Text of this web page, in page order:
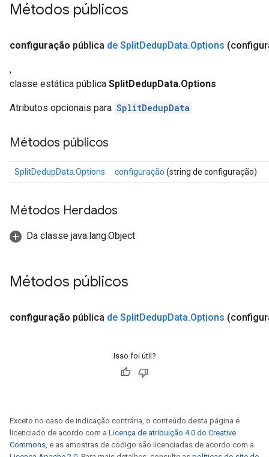
Métodos públicos
configuração pública de SplitDedupData.Options
,
classe estática pública SplitDedupData.Options
Atributos opcionais para SplitDedupData
Métodos públicos
SplitDedupData.Options configuração (string de configuração)
Métodos Herdados
Da classe java.lang.Object
Métodos públicos
configuração pública de SplitDedupData.Options
Isso foi útil?
Exceto no caso de indicação contrária, o conteúdo desta página é
licenciado de acordo com a Licença de atribuição 4.0 do Creative
Commons, e as amostras de código são licenciadas de acordo com a